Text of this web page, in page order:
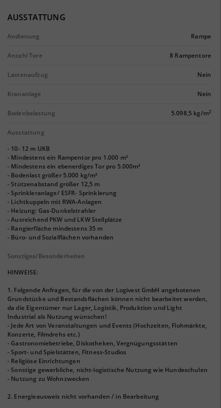
AUSSTATTUNG
Andienung Rampe
Anzahl Tore 8 Rampentore
Lastenaufzug Nein
Krananlage Nein
Bodenbelastung 5.098,5 kg/m2
Ausstattung
- 10- 12 m UKB
- Mindestens ein Rampentor pro 1.000 m²
- Mindestens ein ebenerdiges Tor pro 5.000m²
- Bodenlast größer 5.000 kg/m²
- Stützenabstand größer 12,5 m
- Sprinkleranlage/ ESFR- Sprinklerung
- Lichtkuppeln mit RWA-Anlagen
- Heizung: Gas-Dunkelstrahler
- Ausreichend PKW und LKW Stellplätze
- Rangierfläche mindestens 35 m
- Büro- und Sozialflächen vorhanden
Sonstiges/Besonderheiten
HINWEISE:
1. Folgende Anfragen, für die von der Logivest GmbH angebotenen
Grundstücke und Bestandsflächen können nicht bearbeitet werden,
da die Eigentümer nur Lager, Logistik, Produktion und Light
Industrial als Nutzung wünschen!
- Jede Art von Veranstaltungen und Events (Hochzeiten, Flohmärkte,
Konzerte, Filmdrehs etc.)
- Gastronomiebetriebe, Diskotheken, Vergnügungsstätten
- Sport- und Spielstätten, Fitness-Studios
- Religiöse Einrichtungen
- Sonstige gewerbliche, nicht-logistische Nutzung wie Hundeschulen
- Nutzung zu Wohnzwecken
2. Energieausweis nicht vorhanden / in Bearbeitung